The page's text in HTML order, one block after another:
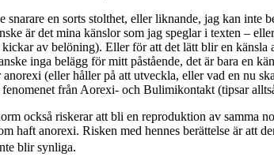
en sorts stolthet, eller liknande, jag kan inte
är det mina känslor som jag speglar i texten –
av belöning). Eller för att det lätt blir en
inga belägg för mitt påstående, det är bara en
(eller håller på att utveckla, eller vad en nu
från Aorexi- och Bulimikontakt (tipsar
också riskerar att bli en reproduktion av samma
anorexi. Risken med hennes berättelse är att
blir synliga.